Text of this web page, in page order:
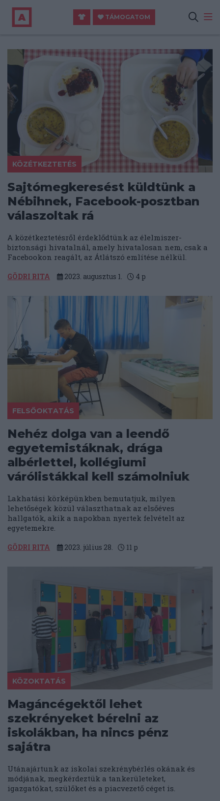
TÁMOGATOM
KÖZÉTKEZTETÉS
Sajtómegkeresést küldtünk a
Nébihnek, Facebook-posztban
válaszoltak rá
A közétkeztetésről érdeklődtünk az élelmiszer-
biztonsági hivatalnál, amely hivatalosan nem, csak a
Facebookon reagált, az Átlátszó említése nélkül.
GÖDRI RITA 2023. augusztus 1. 4 p
FELSŐOKTATÁS
Nehéz dolga van a leendő
egyetemistáknak, drága
albérlettel, kollégiumi
várólistákkal kell számolniuk
Lakhatási körképünkben bemutatjuk, milyen
lehetőségek közül választhatnak az elsőéves
hallgatók, akik a napokban nyertek felvételt az
egyetemekre.
GÖDRI RITA 2023. július 28. 11 p
KÖZOKTATÁS
Magáncégektől lehet
szekrényeket bérelni az
iskolákban, ha nincs pénz
sajátra
Utánajártunk az iskolai szekrénybérlés okának és
módjának, megkérdeztük a tankerületeket,
igazgatókat, szülőket és a piacvezető céget is.